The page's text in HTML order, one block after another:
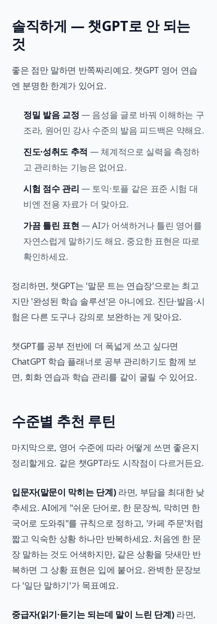
솔직하게 — 챗GPT로 안 되는
것
좋은 점만 말하면 반쪽짜리예요. 챗GPT 영어 연습
엔 분명한 한계가 있어요.
정밀 발음 교정 — 음성을 글로 바꿔 이해하는 구
조라, 원어민 강사 수준의 발음 피드백은 약해요.
진도·성취도 추적 — 체계적으로 실력을 측정하
고 관리하는 기능은 없어요.
시험 점수 관리 — 토익·토플 같은 표준 시험 대
비엔 전용 자료가 더 맞아요.
가끔 틀린 표현 — AI가 어색하거나 틀린 영어를
자연스럽게 말하기도 해요. 중요한 표현은 따로
확인하세요.
정리하면, 챗GPT는 '말문 트는 연습장'으로는 최고
지만 '완성된 학습 솔루션'은 아니에요. 진단·발음·시
험은 다른 도구나 강의로 보완하는 게 맞아요.
챗GPT를 공부 전반에 더 폭넓게 쓰고 싶다면
ChatGPT 학습 플래너로 공부 관리하기도 함께 보
면, 회화 연습과 학습 관리를 같이 굴릴 수 있어요.
수준별 추천 루틴
마지막으로, 영어 수준에 따라 어떻게 쓰면 좋은지
정리할게요. 같은 챗GPT라도 시작점이 다르거든요.
입문자(말문이 막히는 단계)라면, 부담을 최대한 낮
추세요. AI에게 "쉬운 단어로, 한 문장씩, 막히면 한
국어로 도와줘"를 규칙으로 정하고, '카페 주문'처럼
짧고 익숙한 상황 하나만 반복하세요. 처음엔 한 문
장 말하는 것도 어색하지만, 같은 상황을 닷새만 반
복하면 그 상황 표현은 입에 붙어요. 완벽한 문장보
다 '일단 말하기'가 목표예요.
중급자(읽기·듣기는 되는데 말이 느린 단계)라면,